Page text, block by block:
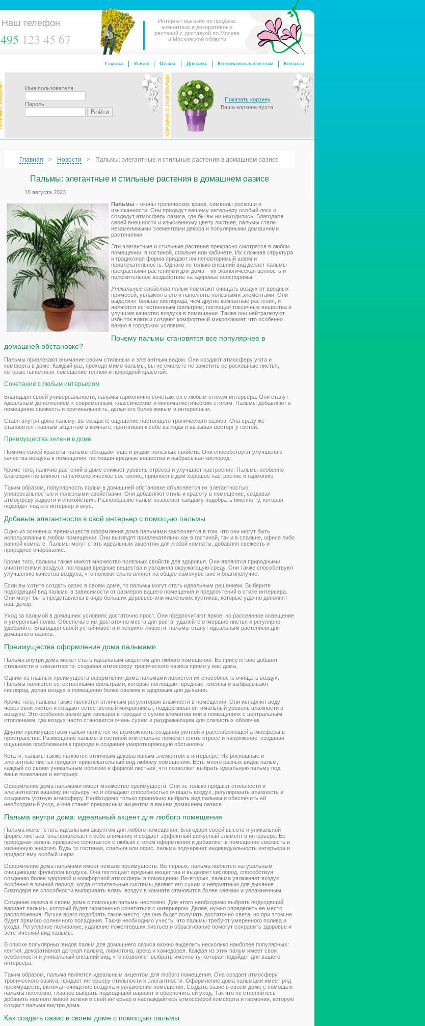
Наш телефон
495 123 45 67
Интернет магазин по продаже
комнатных и декоративных
растений с доставкой по Москве
и Московской области
Контакты
Корпоративным клиентам
Доставка
Оплата
Услуги
Главная
Имя пользователя
Пароль
Показать корзину
Ваша корзина пуста.
Главная Новости Пальмы: элегантные и стильные растения в домашнем оазисе
Пальмы: элегантные и стильные растения в домашнем оазисе
18 августа 2023
Пальмы – иконы тропических краев, символы роскоши и
изысканности. Они придадут вашему интерьеру особый лоск и
создадут атмосферу оазиса, где бы вы ни находились. Благодаря
своей внешности и изысканному цвету листьев, пальмы стали
незаменимыми элементами декора и популярными домашними
растениями.
Эти элегантные и стильные растения прекрасно смотрятся в любом
помещении: в гостиной, спальне или кабинете. Их сложная структура
и грациозная форма придают им неповторимый шарм и
привлекательность. Однако не только внешний вид делает пальмы
прекрасными растениями для дома – их экологическая ценность и
положительное воздействие на здоровье неоспоримы.
Уникальные свойства пальм помогают очищать воздух от вредных
примесей, увлажнять его и наполнять полезными элементами. Они
выделяют больше кислорода, чем другие комнатные растения, и
являются естественным фильтром, поглощая токсичные вещества и
улучшая качество воздуха в помещении. Также они нейтрализуют
избыток влаги и создают комфортный микроклимат, что особенно
важно в городских условиях.
Почему пальмы становятся все популярнее в
домашней обстановке?
Пальмы привлекают внимание своим стильным и элегантным видом. Они создают атмосферу уюта и
комфорта в доме. Каждый раз, проходя мимо пальмы, вы не сможете не заметить ее роскошные листья,
которые наполняют помещение теплом и природной красотой.
Сочетание с любым интерьером
Благодаря своей универсальности, пальмы гармонично сочетаются с любым стилем интерьера. Они станут
идеальным дополнением к современным, классическим и минималистическим стилям. Пальмы добавляют в
помещение свежесть и оригинальность, делая его более живым и интересным.
Ставя внутри дома пальму, вы создаете ощущение настоящего тропического оазиса. Она сразу же
становится главным акцентом в комнате, притягивая к себе взгляды и вызывая восторг у гостей.
Преимущества зелени в доме
Помимо своей красоты, пальмы обладают еще и рядом полезных свойств. Они способствуют улучшению
качества воздуха в помещении, поглощая вредные вещества и выбрасывая кислород.
Кроме того, наличие растений в доме снижает уровень стресса и улучшает настроение. Пальмы особенно
благоприятно влияют на психологическое состояние, привнося в дом хорошее настроение и гармонию.
Таким образом, популярность пальм в домашней обстановке объясняется их элегантностью,
универсальностью и полезными свойствами. Они добавляют стиль и красоту в помещение, создавая
атмосферу радости и спокойствия. Разнообразие пальм позволяет каждому подобрать именно ту, которая
подойдет под его интерьер и вкус.
Добавьте элегантности в свой интерьер с помощью пальмы
Одно из основных преимуществ оформления дома пальмами заключается в том, что они могут быть
использованы в любом помещении. Они выглядят привлекательно как в гостиной, так и в спальне, офисе либо
ванной комнате. Пальмы могут стать идеальным акцентом для любой комнаты, добавляя свежесть и
природное очарование.
Кроме того, пальмы также имеют множество полезных свойств для здоровья. Они являются природными
очистителями воздуха, поглощая вредные вещества и увлажняя окружающую среду. Они также способствуют
улучшению качества воздуха, что положительно влияет на общее самочувствие и благополучие.
Если вы хотите создать оазис в своем доме, то пальмы могут стать идеальным решением. Выберите
подходящий вид пальмы в зависимости от размеров вашего помещения и предпочтений в стиле интерьера.
Они могут быть представлены в виде больших деревьев или маленьких кустиков, которые удачно дополнят
ваш декор.
Уход за пальмой в домашних условиях достаточно прост. Они предпочитают яркое, но рассеянное освещение
и умеренный полив. Обеспечьте им достаточно места для роста, удаляйте отмершие листья и регулярно
удобряйте. Благодаря своей устойчивости и неприхотливости, пальмы станут идеальным растением для
домашнего оазиса.
Преимущества оформления дома пальмами
Пальма внутри дома может стать идеальным акцентом для любого помещения. Ее присутствие добавит
стильности и элегантности, создавая атмосферу тропического оазиса прямо у вас дома.
Одним из главных преимуществ оформления дома пальмами является их способность очищать воздух.
Пальмы являются естественными фильтрами, которые поглощают вредные токсины и выбрасывают
кислород, делая воздух в помещении более свежим и здоровым для дыхания.
Кроме того, пальмы также являются отличным регулятором влажности в помещении. Они испаряют воду
через свои листья и создают естественный микроклимат, поддерживая оптимальный уровень влажности в
воздухе. Это особенно важно для жильцов в городах с сухим климатом или в помещениях с центральным
отоплением, где воздух часто становится очень сухим и раздражающим для слизистых оболочек.
Другим преимуществом пальм является их возможность создания уютной и расслабляющей атмосферы в
пространстве. Размещение пальмы в гостиной или спальне поможет снять стресс и напряжение, создавая
ощущение приближения к природе и создавая умиротворяющую обстановку.
Кстати, пальмы также являются отличным декоративным элементом в интерьере. Их роскошные и
элегантные листья придают привлекательный вид любому помещению. Есть много разных видов пальм,
каждый со своим уникальным обликом и формой листьев, что позволяет выбрать идеальную пальму под
ваше пожелание и интерьер.
Оформление дома пальмами имеет множество преимуществ. Они не только придают стильности и
элегантности вашему интерьеру, но и обладают способностью очищать воздух, регулировать влажность и
создавать уютную атмосферу. Необходимо только правильно выбрать вид пальмы и обеспечить ей
необходимый уход, и она станет прекрасным акцентом в вашем домашнем оазисе.
Пальма внутри дома: идеальный акцент для любого помещения
Пальма может стать идеальным акцентом для любого помещения. Благодаря своей высоте и уникальной
форме листьев, она привлекает к себе внимание и создает эффектный фокусный элемент в интерьере. Ее
природная зелень прекрасно сочетается с любым стилем оформления и добавляет в помещение свежесть и
жизненную энергию. Будь то гостиная, спальня или офис, пальма подчеркнет индивидуальность интерьера и
придаст ему особый шарм.
Оформление дома пальмами имеет немало преимуществ. Во-первых, пальма является натуральным
очищающим фильтром воздуха. Она поглощает вредные вещества и выделяет кислород, способствуя
созданию более здоровой и комфортной атмосферы в помещении. Во-вторых, пальма увлажняет воздух,
особенно в зимний период, когда отопительные системы делают его сухим и неприятным для дыхания.
Благодаря ее способности выпаривать влагу, воздух в комнате становится более свежим и увлажненным.
Создание оазиса в своем доме с помощью пальмы несложно. Для этого необходимо выбрать подходящий
вариант пальмы, который будет гармонично сочетаться с интерьером. Далее, нужно определить ее место
расположения. Лучше всего подобрать такое место, где она будет получать достаточно света, но при этом не
будет прямого солнечного попадания. Также необходимо учесть, что пальмы требуют умеренного полива и
ухода. Регулярное поливание, удаление пожелтевших листьев и обрызгивание помогут сохранить здоровье и
эстетический вид пальмы.
В списке популярных видов пальм для домашнего оазиса можно выделить несколько наиболее популярных:
кентия, декоративная датская пальма, ливистона, арека и хамедорея. Каждая из этих пальм имеет свои
особенности и уникальный внешний вид, что позволяет выбрать именно ту, которая подойдет для вашего
интерьера.
Таким образом, пальма является идеальным акцентом для любого помещения. Она создает атмосферу
тропического оазиса, придает интерьеру стильности и элегантности. Оформление дома пальмами имеет ряд
преимуществ, включая очищение воздуха и увлажнение помещения. Создать оазис в своем доме с помощью
пальмы несложно, главное выбрать подходящий вариант и обеспечить ей уход. Так что не стесняйтесь
добавить немного живой зелени в свой интерьер и наслаждайтесь атмосферой комфорта и гармонии, которую
создаст пальма внутри дома.
Как создать оазис в своем доме с помощью пальмы